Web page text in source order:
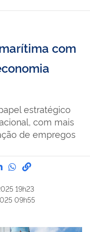
com
estratégico
com mais
de empregos
por Facebook
por Twitter
Compartilhe por
Compartilhe
link para
19h23
09h55